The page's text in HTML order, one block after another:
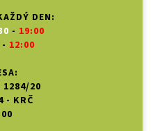
DEN:
- 19:00
- 12:00
1284/20
- KRČ